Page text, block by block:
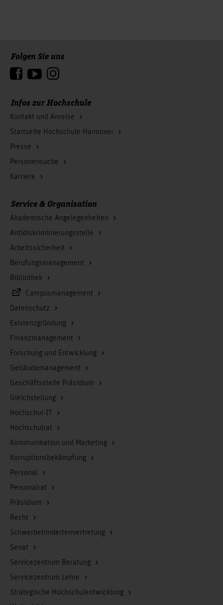
Infos zur Hochschule
Kontakt und Anreise
Startseite Hochschule Hannover
Presse
Personensuche
Karriere
Folgen Sie uns
Service & Organisation
Akademische Angelegenheiten
Antidiskriminierungsstelle
Arbeitssicherheit
Berufungsmanagement
Bibliothek
Campusmanagement
Datenschutz
Existenzgründung
Finanzmanagement
Forschung und Entwicklung
Gebäudemanagement
Geschäftsstelle Präsidium
Gleichstellung
Hochschul-IT
Hochschulrat
Kommunikation und Marketing
Korruptionsbekämpfung
Personal
Personalrat
Präsidium
Recht
Schwerbehindertenvertretung
Senat
Servicezentrum Beratung
Servicezentrum Lehre
Strategische Hochschulentwicklung